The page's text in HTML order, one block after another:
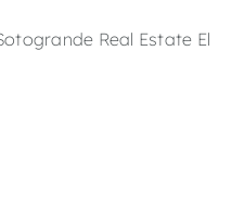
Real Estate El